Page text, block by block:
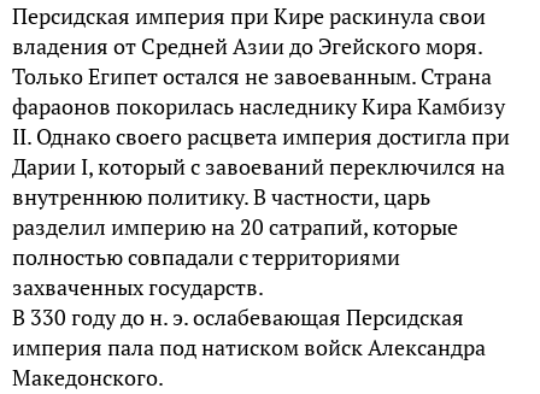
Персидская империя при Кире раскинула свои
владения от Средней Азии до Эгейского моря.
Только Египет остался не завоеванным. Страна
фараонов покорилась наследнику Кира Камбизу
II. Однако своего расцвета империя достигла при
Дарии I, который с завоеваний переключился на
внутреннюю политику. В частности, царь
разделил империю на 20 сатрапий, которые
полностью совпадали с территориями
захваченных государств.
В 330 году до н. э. ослабевающая Персидская
империя пала под натиском войск Александра
Македонского.